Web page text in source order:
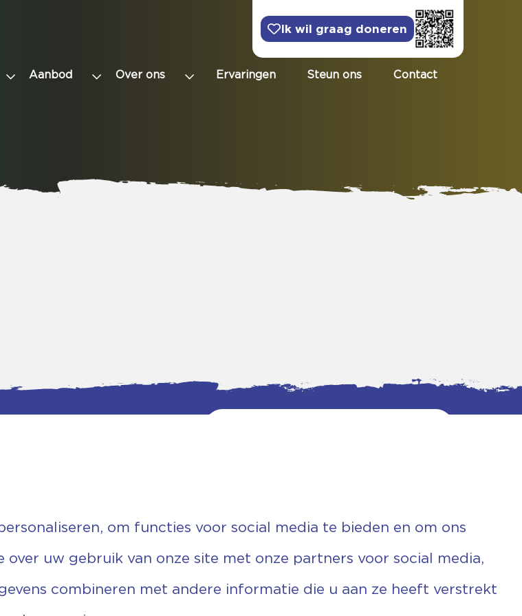
Ik wil graag doneren
Aanbod Over ons Ervaringen Steun ons Contact
Fiscaal: 819280288
Rek.nr: NL85RABO0127579230
om functies voor social media te bieden en om ons
uw gebruik van onze site met onze partners voor social media,
combineren met andere informatie die u aan ze heeft verstrekt